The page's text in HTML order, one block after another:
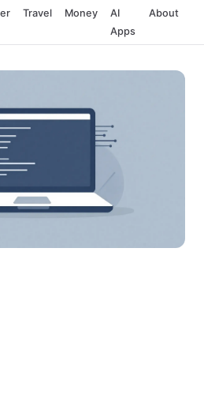
Travel Money
AI
Apps
About